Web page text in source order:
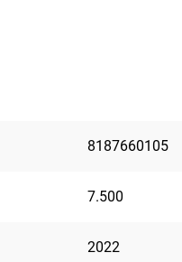
8187660105
7.500
2022